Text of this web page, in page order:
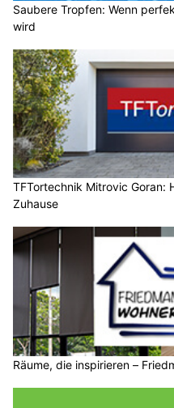
Saubere Tropfen: Wenn
wird
TFTortechnik Mitrovic Goran:
Zuhause
Räume, die inspirieren –